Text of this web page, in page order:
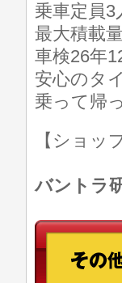
乗車定員3
最大積載
車検26年
安心のタ
乗って帰
【ショッ
バントラ